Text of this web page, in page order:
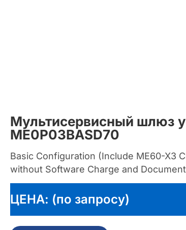
Мультисервисный шлюз
ME0P03BASD70
Basic Configuration (Include ME60-X3
without Software Charge and
ЦЕНА: (по запросу)